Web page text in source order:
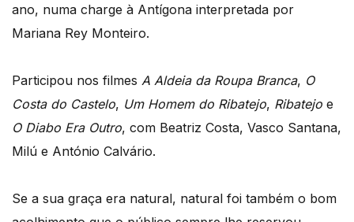
ano, numa charge à Antígona interpretada por
Mariana Rey Monteiro.
Participou nos filmes A Aldeia da Roupa Branca, O
Costa do Castelo, Um Homem do Ribatejo, Ribatejo e
O Diabo Era Outro, com Beatriz Costa, Vasco Santana,
Milú e António Calvário.
Se a sua graça era natural, natural foi também o bom